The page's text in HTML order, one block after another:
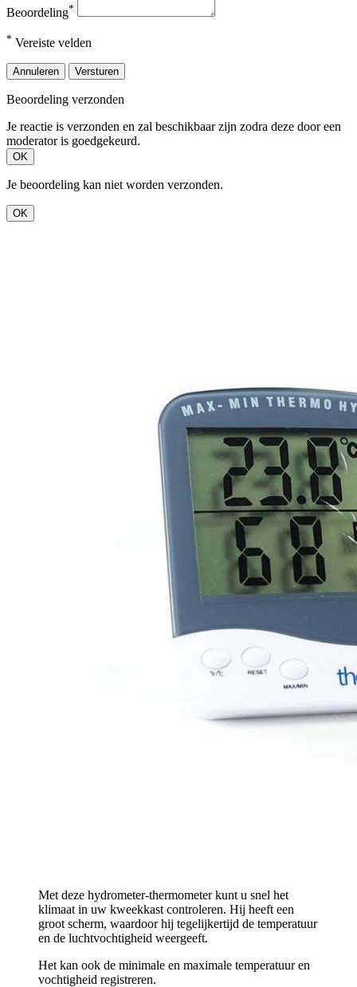
Beoordeling*
* Vereiste velden
Annuleren Versturen
Beoordeling verzonden
Je reactie is verzonden en zal beschikbaar zijn zodra deze door een
moderator is goedgekeurd.
OK
Je beoordeling kan niet worden verzonden.
OK
Met deze hydrometer-thermometer kunt u snel het
klimaat in uw kweekkast controleren. Hij heeft een
groot scherm, waardoor hij tegelijkertijd de temperatuur
en de luchtvochtigheid weergeeft.
Het kan ook de minimale en maximale temperatuur en
vochtigheid registreren.